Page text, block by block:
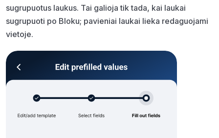
sugrupuotus laukus. Tai galioja tik tada, kai laukai
sugrupuoti po Bloku; pavieniai laukai lieka redaguojami
vietoje.